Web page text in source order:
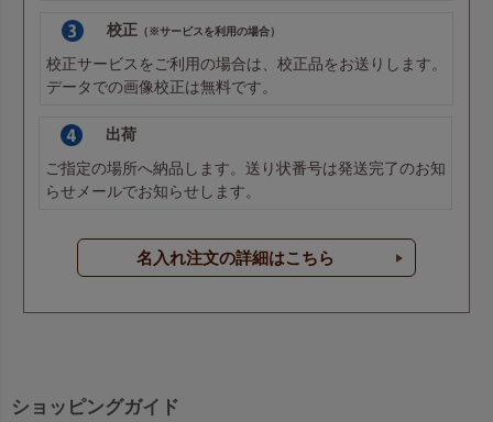
校正 （※サービスを利用の場合）
校正サービスをご利用の場合は、校正品をお送りします。
データでの画像校正は無料です。
出荷
ご指定の場所へ納品します。送り状番号は発送完了のお知
らせメールでお知らせします。
名入れ注文の詳細はこちら
ショッピングガイド